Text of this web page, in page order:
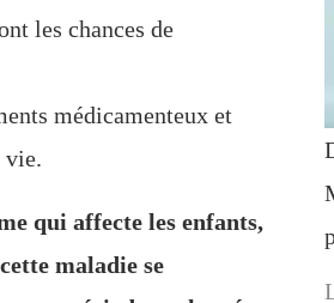
les chances de
médicamenteux et
vie.
qui affecte les enfants,
maladie se